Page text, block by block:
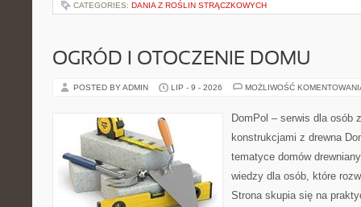
CATEGORIES: DANIA Z ROŚLIN STRĄCZKOWYCH
OGRÓD I OTOCZENIE DOMU
POSTED BY ADMIN LIP - 9 - 2026 MOŻLIWOŚĆ
DomPol – serwis dla osób
konstrukcjami z drewna
tematyce domów
wiedzy dla osób, które
Strona skupia się na